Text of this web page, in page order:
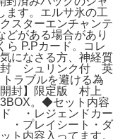
ます。エルサ氷の工
スターエンチャンテ
どがある場合があり
ら P.Pカード。コレ
になさる方、神経質
封 シュリンク付 英
ラブルを避ける為
開封】限定版 村上
。◆セット内容
・レジェンドカー
・プレイシート・ダ
ト内容入ってます。